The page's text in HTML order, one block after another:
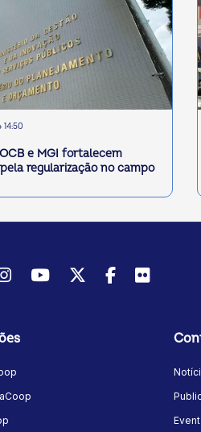
e MGI fortalecem
regularização no campo
Instagram
YoutubeTwitter/X
Facebook
Flickr